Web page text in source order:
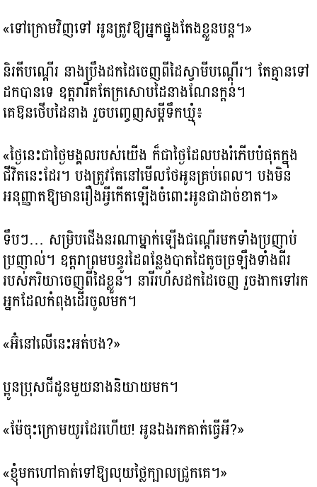
«ទៅក្រោមវិញទៅ អូនត្រូវឱ្យអ្នកផ្នួងតែងខ្លួនបន្ត។»
និរតីបណ្ដើរ នាងប្រឹងដកដៃចេញពីដៃស្វាមីបណ្ដើរ។ តែគ្មានទៅ
ដកបានទេ ឧត្ដរារឹតតែក្រសោបដៃនាងណែនក្ដន់។
គេឱនថើបដៃនាង រួចបញ្ចេញសម្ដីទឹកឃ្មុំ៖
«ថ្ងៃនេះជាថ្ងៃមង្គលរបស់យើង ក៏ជាថ្ងៃដែលបងរំភើបបំផុតក្នុង
ជីវិតនេះដែរ។ បងត្រូវតែនៅមើលថែអូនគ្រប់ពេល។ បងមិន
អនុញ្ញាតឱ្យមានរឿងអ្វីកើតឡើងចំពោះអូនជាដាច់ខាត។»
ទឹបៗ… សម្រិបជើងនរណាម្នាក់ឡើងជណ្ដើរមកទាំងប្រញាប់
ប្រញាល់។ ឧត្ដរាព្រមបន្ធូរដៃពន្លែងបាតដៃតូចច្រឡឹងទាំងពីរ
របស់ភរិយាចេញពីដៃខ្លួន។ នារីរហ័សដកដៃចេញ រួចងាកទៅរក
អ្នកដែលកំពុងដើរចូលមក។
«អ៊ំនៅលើនេះអត់បង?»
ប្អូនប្រុសជីដូនមួយនាងនិយាយមក។
«ម៉ែចុះក្រោមយូរដែរហើយ! អូនឯងរកគាត់ធ្វើអី?»
«ខ្ញុំមកហៅគាត់ទៅឱ្យលុយថ្លៃក្បាលជ្រូកគេ។»